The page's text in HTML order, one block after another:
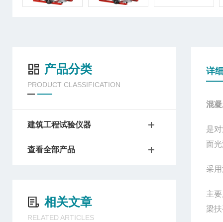
产品分类
PRODUCT CLASSIFICATION
建筑工程试验仪器
查看全部产品
相关文章
RELATED ARTICLES
详
混
是
面
采
主
梁